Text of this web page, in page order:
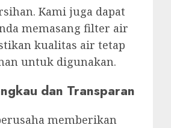
Kami juga dapat
memasang filter air
kualitas air tetap
untuk digunakan.
dan Transparan
memberikan